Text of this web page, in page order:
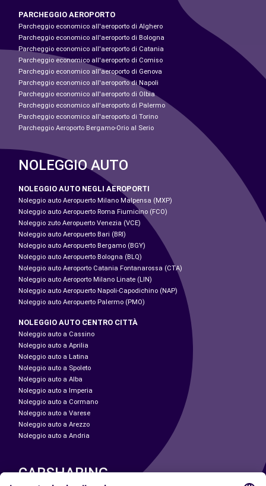
PARCHEGGIO AEROPORTO
Parcheggio economico all'aeroporto di Alghero
Parcheggio economico all'aeroporto di Bologna
Parcheggio economico all'aeroporto di Catania
Parcheggio economico all'aeroporto di Comiso
Parcheggio economico all'aeroporto di Genova
Parcheggio economico all'aeroporto di Napoli
Parcheggio economico all'aeroporto di Olbia
Parcheggio economico all'aeroporto di Palermo
Parcheggio economico all'aeroporto di Torino
Parcheggio Aeroporto Bergamo-Orio al Serio
NOLEGGIO AUTO
NOLEGGIO AUTO NEGLI AEROPORTI
Noleggio auto Aeropuerto Milano Malpensa (MXP)
Noleggio auto Aeropuerto Roma Fiumicino (FCO)
Noleggio zuto Aeropuerto Venezia (VCE)
Noleggio auto Aeropuerto Bari (BRI)
Noleggio auto Aeropuerto Bergamo (BGY)
Noleggio auto Aeropuerto Bologna (BLQ)
Noleggio auto Aeroporto Catania Fontanarossa (CTA)
Noleggio auto Aeroporto Milano Linate (LIN)
Noleggio auto Aeropuerto Napoli-Capodichino (NAP)
Noleggio auto Aeropuerto Palermo (PMO)
NOLEGGIO AUTO CENTRO CITTÀ
Noleggio auto a Cassino
Noleggio auto a Aprilia
Noleggio auto a Latina
Noleggio auto a Spoleto
Noleggio auto a Alba
Noleggio auto a Imperia
Noleggio auto a Cormano
Noleggio auto a Varese
Noleggio auto a Arezzo
Noleggio auto a Andria
CARSHARING